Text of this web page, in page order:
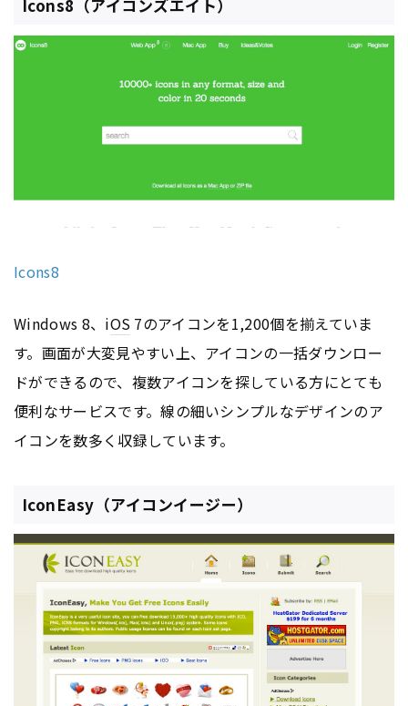
Icons8（アイコンズエイト）
Icons8
Windows 8、iOS 7のアイコンを1,200個を揃えていま
す。画面が大変見やすい上、アイコンの一括ダウンロー
ドができるので、複数アイコンを探している方にとても
便利なサービスです。線の細いシンプルなデザインのア
イコンを数多く収録しています。
IconEasy（アイコンイージー）